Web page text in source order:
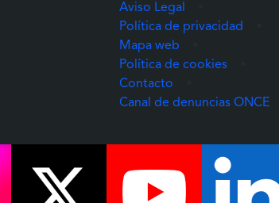
Aviso Legal
Política de privacidad
Mapa web
Política de cookies
Contacto
Canal de denuncias ONCE